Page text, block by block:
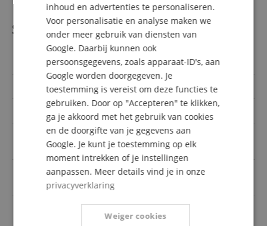
Specificaties
Artikelnummer 00104283
Schwarz
extra effecten Nein
Uitgangen
3.5mm Stereo-Klinke, 6.3mm
Klinke, Cinch / RCA, XLR
Voice Over / Ducker
Nein
6.3mm Klinke, Bluetooth,
Cinch / RCA, USB, XLR
SPANISH
inhoud en advertenties te personaliseren.
Voor personalisatie en analyse maken we
onder meer gebruik van diensten van
Google. Daarbij kunnen ook
persoonsgegevens, zoals apparaat-ID's, aan
Google worden doorgegeven. Je
toestemming is vereist om deze functies te
gebruiken. Door op "Accepteren" te klikken,
ga je akkoord met het gebruik van cookies
en de doorgifte van je gegevens aan
Google. Je kunt je toestemming op elk
moment intrekken of je instellingen
aanpassen. Meer details vind je in onze
privacyverklaring
Weiger cookies